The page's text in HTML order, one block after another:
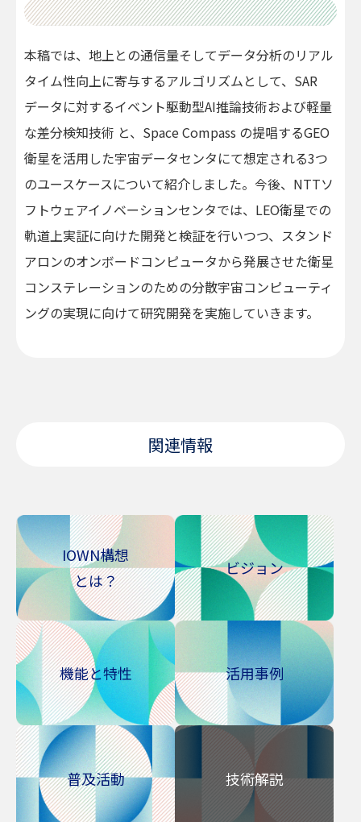
本稿では、地上との通信量そしてデータ分析のリアル
タイム性向上に寄与するアルゴリズムとして、SAR
データに対するイベント駆動型AI推論技術および軽量
な差分検知技術 と、Space Compass の提唱するGEO
衛星を活用した宇宙データセンタにて想定される3つ
のユースケースについて紹介しました。今後、NTTソ
フトウェアイノベーションセンタでは、LEO衛星での
軌道上実証に向けた開発と検証を行いつつ、スタンド
アロンのオンボードコンピュータから発展させた衛星
コンステレーションのための分散宇宙コンピューティ
ングの実現に向けて研究開発を実施していきます。
関連情報
IOWN構想
とは？
ビジョン
機能と特性 活用事例
普及活動 技術解説